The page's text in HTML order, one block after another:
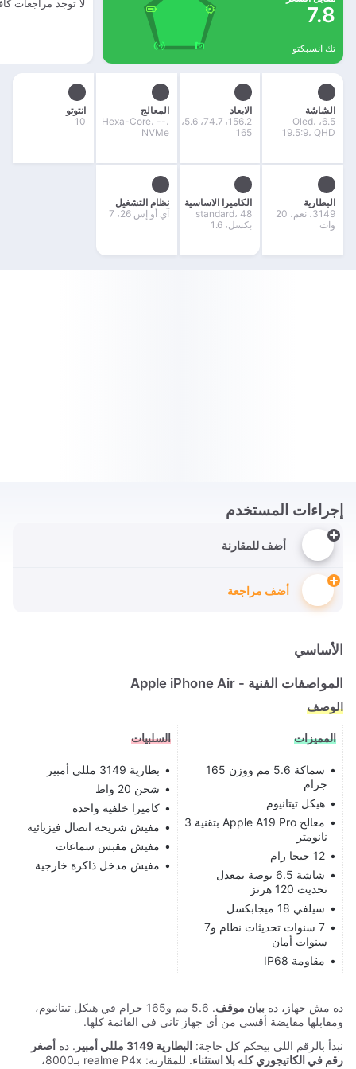
7.8
تك انسبكتو
لا توجد مراجعات
الشاشة
6.5، Oled،
19.5:9، QHD
الابعاد
156.2، 74.7، 5.6،
165
المعالج
Hexa-Core، --،
NVMe
انتوتو
10
البطارية
3149، نعم، 20
وات
الكاميرا الاساسية
standard، 48
بكسل، 1.6
نظام التشغيل
آي أو إس 26، 7
إجراءات المستخدم
أضف للمقارنة
أضف مراجعة
الأساسي
المواصفات الفنية - Apple iPhone Air
الوصف
المميزات السلبيات
سماكة 5.6 مم ووزن 165
جرام
هيكل تيتانيوم
معالج Apple A19 Pro بتقنية 3
نانومتر
12 جيجا رام
شاشة 6.5 بوصة بمعدل
تحديث 120 هرتز
سيلفي 18 ميجابكسل
7 سنوات تحديثات نظام و7
سنوات أمان
مقاومة IP68
بطارية 3149 مللي أمبير
شحن 20 واط
كاميرا خلفية واحدة
مفيش شريحة اتصال فيزيائية
مفيش مقبس سماعات
مفيش مدخل ذاكرة خارجية
ده مش جهاز، ده بيان موقف
. 5.6 مم و165 جرام في هيكل تيتانيوم،
ومقابلها مقايضة أقسى من أي جهاز تاني في القائمة كلها.
نبدأ بالرقم اللي بيحكم كل حاجة: البطارية 3149 مللي أمبير . ده أصغر
رقم في الكاتيجوري كله بلا استثناء
. للمقارنة: realme P4x بـ8000،